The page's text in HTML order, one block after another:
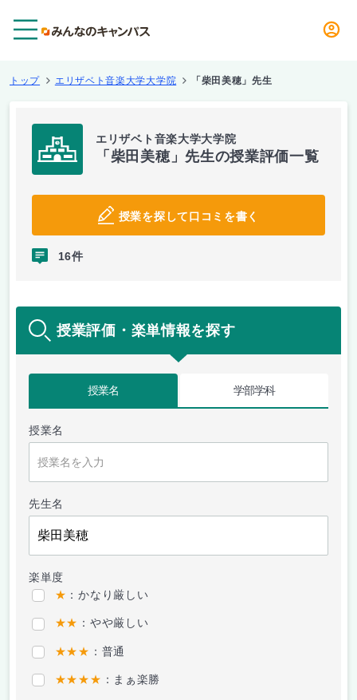
トップ エリザベト音楽大学大学院 「柴田美穂」先生
エリザベト音楽大学大学院
「柴田美穂」先生の授業評価一覧
授業を探して口コミを書く
16件
授業評価・楽単情報を探す
授業名 学部学科
授業名
先生名
楽単度
★ ：かなり厳しい
★★ ：やや厳しい
★★★ ：普通
★★★★ ：まぁ楽勝